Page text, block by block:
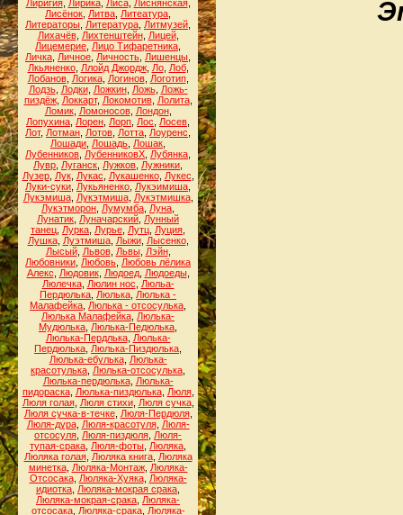
Лиригия, Лирика, Лиса, Лиснянская,
Лисёнок Литва Литеатура
Литераторы Литература Литмузей
Лихачёв, Лихтенштейн, Лицей,
Лицемерие Лицо Тифаретника
Личка Личное Личность Лишенцы
Лкьяненко, Ллойд Джордж, Ло, Лоб,
Лобанов, Логика, Логинов, Логотип,
Лодзь, Лодки, Ложкин, Ложь, Ложь-
пиздёж, Локкарт, Локомотив, Лолита,
Ломик, Ломоносов, Лондон,
Лопухина Лорен Лорп Лос Лосев
Лот, Лотман Лотов Лотта Лоуренс
Лошади Лошадь Лошак
Лубенников ЛубенниковХ Лубянка
Лувр Луганск Лужков Лужники
Лузер, Лук, Лукас Лукашенко, Лукес
Луки-суки Лукьяненко Лукэимиша
Лукэмиша, Лукэтмиша, Лукэтмишка,
Лукэтморон Лумумба Луна
Лунатик Луначарский Лунный
танец Лурка Лурье Лутц Луция
Лушка, Луэтмиша, Лыжи, Лысенко,
Лысый, Львов, Львы, Лэйн,
Любовники Любовь Любовь лёлика
Алекс
Людовик, Людоед, Людоеды,
Люлечка, Люлин нос
Люльа-
Пердюлька Люлька Люлька -
Малафейка Люлька - отсосулька
Люлька Малафейка Люлька-
Мудюлька Люлька-Педюлька
Люлька-Пердлька, Люлька-
Пердюлька Люлька-Пиздюлька
Люлька-ебулька, Люлька-
красотулька Люлька-отсосулька
Люлька-пердюлька, Люлька-
пидораска, Люлька-пиздюлька, Люля,
Люля голая, Люля стихи, Люля сучка,
Люля сучка-в-течке, Люля-Пердюля,
Люля-дура, Люля-красотуля, Люля-
отсосуля Люля-пиздюля Люля-
тупая-срака Люля-фоты Люляка
Люляка голая, Люляка книга, Люляка
минетка, Люляка-Монтаж, Люляка-
Отсосака, Люляка-Хуяка, Люляка-
идиотка Люляка-мокрая срака
Люляка-мокрая-срака Люляка-
отсосака, Люляка-срака, Люляка-